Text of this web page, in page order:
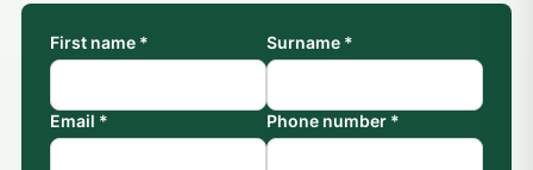
First name * Surname *
Email * Phone number *